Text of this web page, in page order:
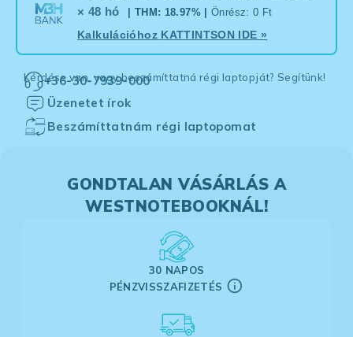
× 48 hó
| THM: 18.97% | Önrész: 0 Ft
Kalkulációhoz KATTINTSON IDE »
Kérdése van, vagy beszámíttatná régi laptopját? Segítünk!
+36-30-7939-000
Üzenetet írok
Beszámíttatnám régi laptopomat
GONDTALAN VÁSÁRLÁS A
WESTNOTEBOOKNÁL!
30 NAPOS
PÉNZVISSZAFIZETÉS